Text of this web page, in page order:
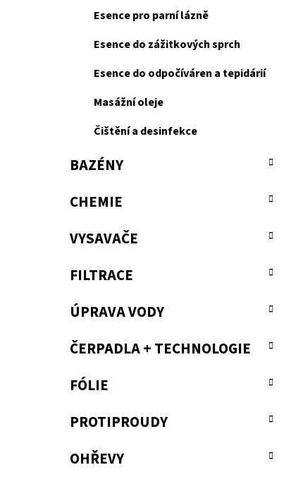
Esence pro parní lázně
Esence do zážitkových sprch
Esence do odpočíváren a tepidárií
Masážní oleje
Čištění a desinfekce
BAZÉNY
CHEMIE
VYSAVAČE
FILTRACE
ÚPRAVA VODY
ČERPADLA + TECHNOLOGIE
FÓLIE
PROTIPROUDY
OHŘEVY